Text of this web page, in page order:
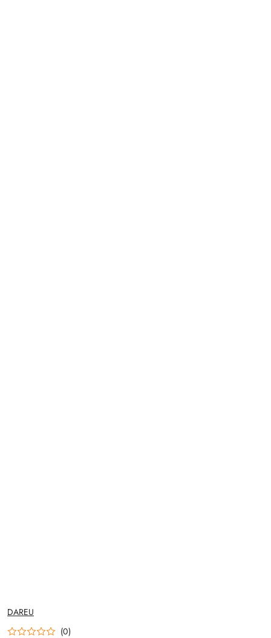
NAZWA
PRODUCENTA:
DAREU
(0)